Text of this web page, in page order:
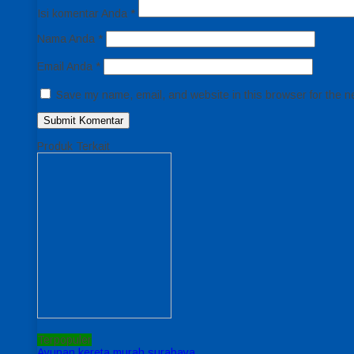
Isi komentar Anda *
Nama Anda *
Email Anda *
Save my name, email, and website in this browser for the
Produk Terkait
Terpopuler